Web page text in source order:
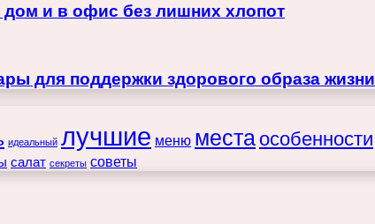
и в офис без лишних хлопот
для поддержки здорового образа жизни
идеальный лучшие меню места особенности
салат секреты советы